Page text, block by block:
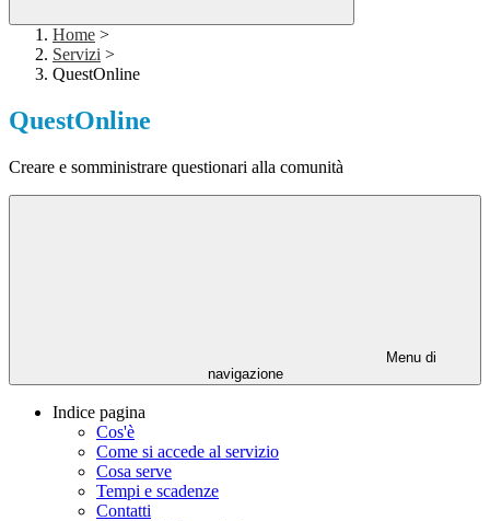
Home >
Servizi >
QuestOnline
QuestOnline
Creare e somministrare questionari alla comunità
Menu di
navigazione
Indice pagina
Cos'è
Come si accede al servizio
Cosa serve
Tempi e scadenze
Contatti